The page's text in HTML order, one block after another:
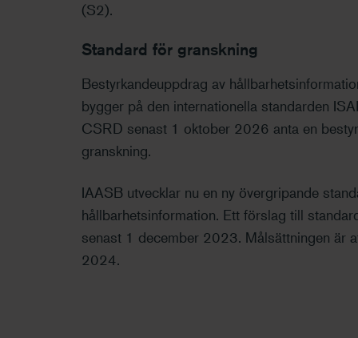
(S2).
Standard för granskning
Bestyrkandeuppdrag av
bygger på den internationella standarden
CSRD senast 1 oktober 2026 anta en
granskning.
IAASB utvecklar nu en ny övergripande
hållbarhetsinformation. Ett förslag till
senast 1 december 2023. Målsättningen är
2024.